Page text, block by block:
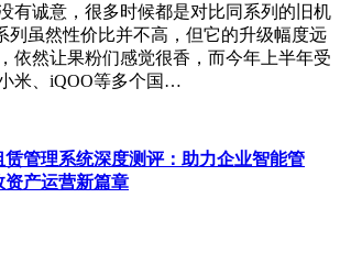
有诚意，很多时候都是对比同系列的旧机
列虽然性价比并不高，但它的升级幅度远
依然让果粉们感觉很香，而今年上半年受
米、iQOO等多个国…
赁管理系统深度测评：助力企业智能管
资产运营新篇章